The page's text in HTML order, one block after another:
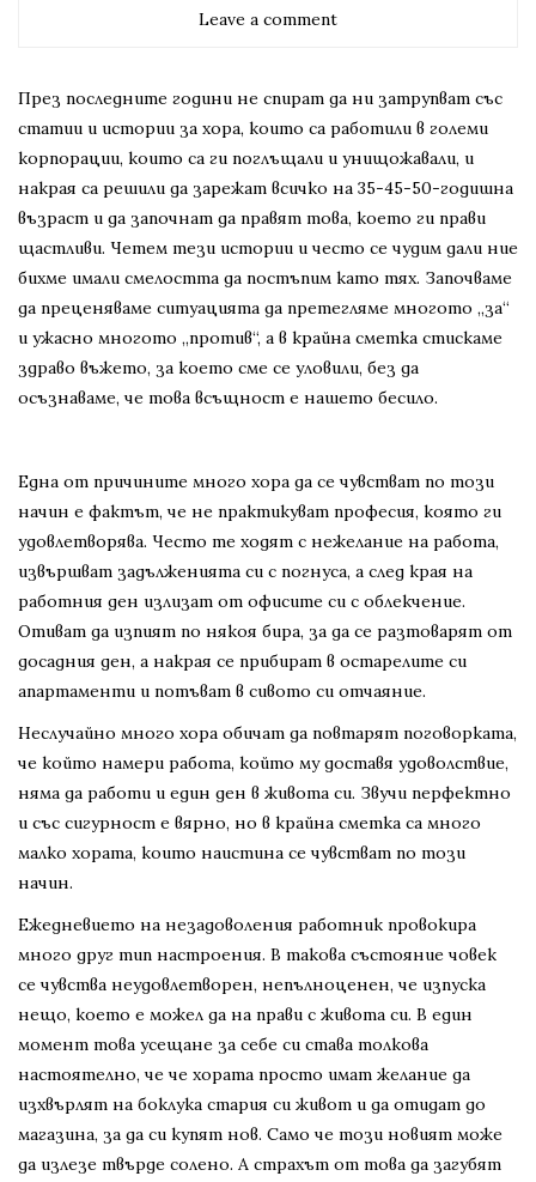
Leave a comment
През последните години не спират да ни затрупват със
статии и истории за хора, които са работили в големи
корпорации, които са ги поглъщали и унищожавали, и
накрая са решили да зарежат всичко на 35-45-50-годишна
възраст и да започнат да правят това, което ги прави
щастливи. Четем тези истории и често се чудим дали ние
бихме имали смелостта да постъпим като тях. Започваме
да преценяваме ситуацията да претегляме многото „за“
и ужасно многото „против“, а в крайна сметка стискаме
здраво въжето, за което сме се уловили, без да
осъзнаваме, че това всъщност е нашето бесило.
Една от причините много хора да се чувстват по този
начин е фактът, че не практикуват професия, която ги
удовлетворява. Често те ходят с нежелание на работа,
извършват задълженията си с погнуса, а след края на
работния ден излизат от офисите си с облекчение.
Отиват да изпият по някоя бира, за да се разтоварят от
досадния ден, а накрая се прибират в остарелите си
апартаменти и потъват в сивото си отчаяние.
Неслучайно много хора обичат да повтарят поговорката,
че който намери работа, който му доставя удоволствие,
няма да работи и един ден в живота си. Звучи перфектно
и със сигурност е вярно, но в крайна сметка са много
малко хората, които наистина се чувстват по този
начин.
Ежедневието на незадоволения работник провокира
много друг тип настроения. В такова състояние човек
се чувства неудовлетворен, непълноценен, че изпуска
нещо, което е можел да на прави с живота си. В един
момент това усещане за себе си става толкова
настоятелно, че че хората просто имат желание да
изхвърлят на боклука стария си живот и да отидат до
магазина, за да си купят нов. Само че този новият може
да излезе твърде солено. А страхът от това да загубят